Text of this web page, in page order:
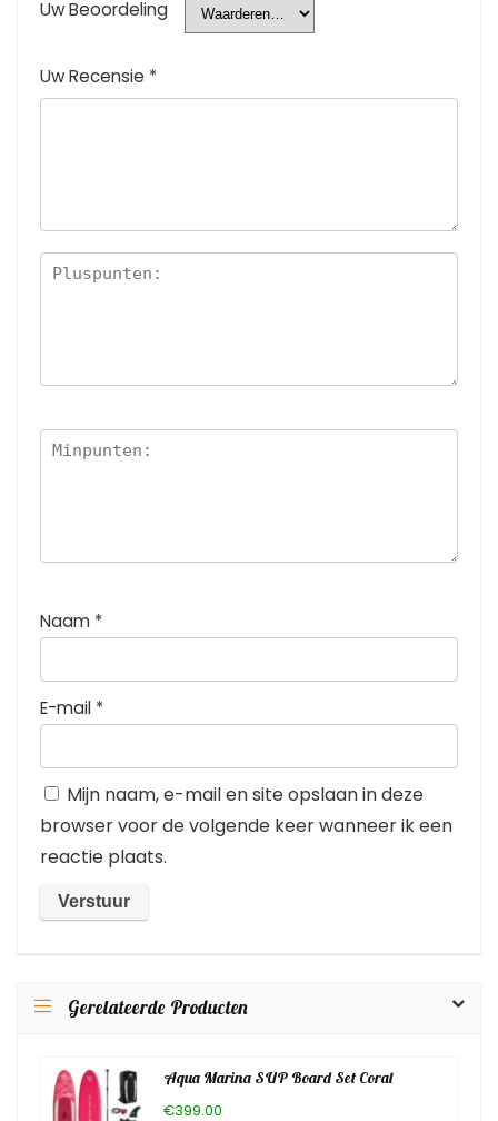
Uw Beoordeling
Uw Recensie *
Naam *
E-mail *
Mijn naam, e-mail en site opslaan in deze
browser voor de volgende keer wanneer ik een
reactie plaats.
Gerelateerde Producten
Aqua Marina SUP Board Set Coral
€399.00